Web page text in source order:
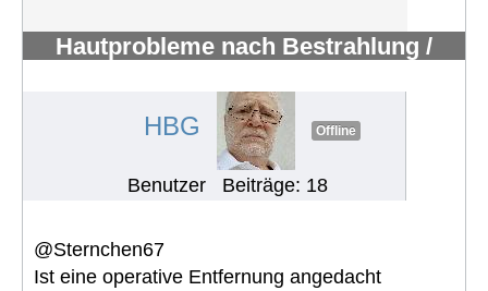
Hautprobleme nach Bestrahlung /
HBG Offline
Benutzer Beiträge: 18
@Sternchen67
Ist eine operative Entfernung angedacht